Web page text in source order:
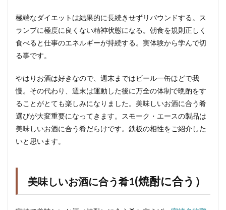
極端なダイエットは結果的に長続きせずリバウンドする。ス
ランプに極度に良くない精神状態になる。朝食を規則正しく
食べると仕事のエネルギーが持続する。実体験から学んで切
る事です。
やはりお酒は好きなので、週末まではビール一缶ほどで我
慢。その代わり、週末は運動した後に万全の体制で晩酌をす
ることがとても楽しみになりました。美味しいお酒に合う肴
選びが大変重要になってきます。スモーク・エースの製品は
美味しいお酒に合う肴だらけです。鉄板の相性をご紹介した
いと思います。
美味しいお酒に合う肴1(焼酎に合う）